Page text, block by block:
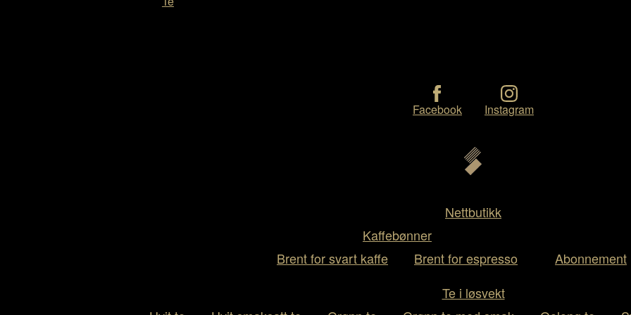
Facebook Instagram
Nettbutikk
Kaffebønner
Brent for svart kaffe
Brent for espresso Abonnement
Te i løsvekt